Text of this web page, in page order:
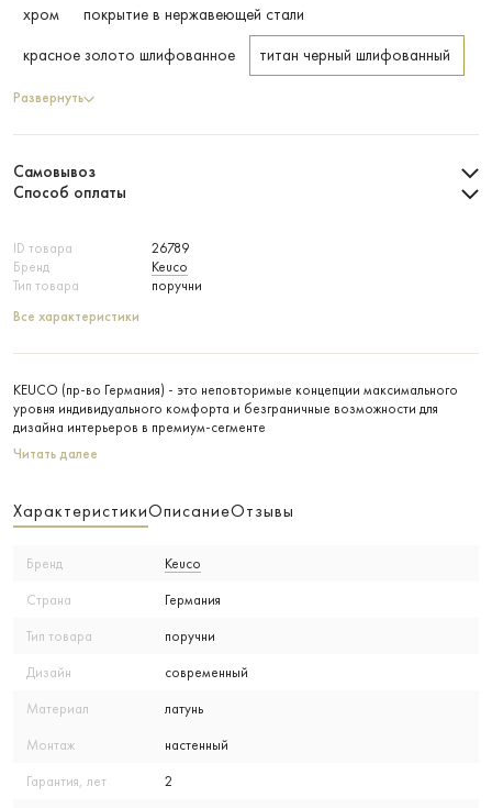
ID товара
26789
Бренд
Keuco
Тип товара
поручни
Все характеристики
KEUCO (пр-во Германия) - это неповторимые концепции максимального
уровня индивидуального комфорта и безграничные возможности для
дизайна интерьеров в премиум-сегменте
Читать далее
хром
покрытие в нержавеющей стали
красное золото шлифованное титан черный шлифованный
Развернуть
Самовывоз
Способ оплаты
ХарактеристикиОписаниеОтзывы
Бренд Keuco
Страна Германия
Тип товара поручни
Дизайн современный
Материал латунь
Монтаж настенный
Гарантия, лет 2